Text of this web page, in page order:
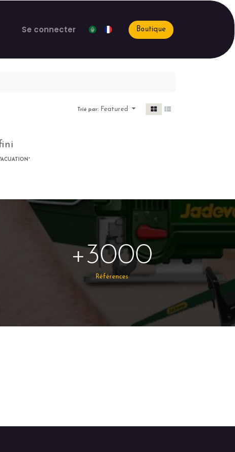
Se connecter Boutique
Trié par: Featured
".
+3000
Références